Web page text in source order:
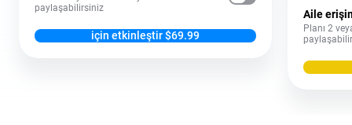
paylaşabilirsiniz
için etkinleştir $69.99
Aile
Planı 2